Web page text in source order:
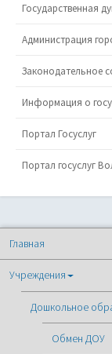
Государственная
Администрация
Законодательное
Информация о
Портал Госуслуг
Портал госуслуг
Главная
Учреждения
Дошкольное
Обмен ДОУ